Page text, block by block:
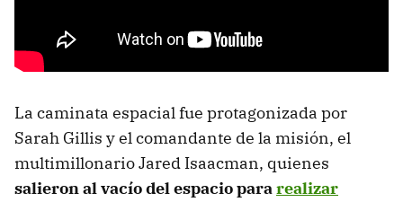
La caminata espacial fue protagonizada por
Sarah Gillis y el comandante de la misión, el
multimillonario Jared Isaacman, quienes
salieron al vacío del espacio pararealizar